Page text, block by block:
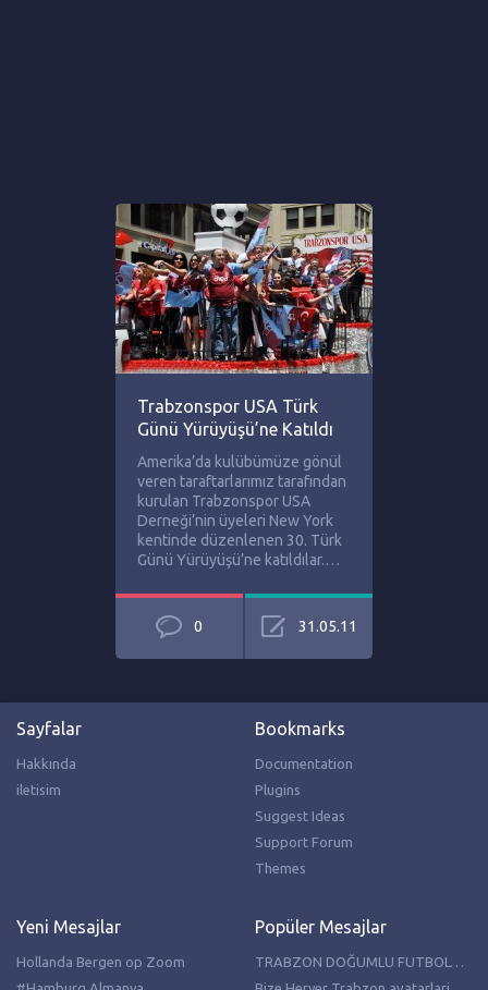
Trabzonspor USA Türk
Günü Yürüyüşü’ne Katıldı
Amerika’da kulübümüze gönül
veren taraftarlarımız tarafından
kurulan Trabzonspor USA
Derneği’nin üyeleri New York
kentinde düzenlenen 30. Türk
Günü Yürüyüşü’ne katıldılar.…
0 31.05.11
Sayfalar
Hakkında
iletisim
Bookmarks
Documentation
Plugins
Suggest Ideas
Support Forum
Themes
Yeni Mesajlar
Hollanda Bergen op Zoom
Popüler Mesajlar
TRABZON DOĞUMLU FUTBOLCULAR